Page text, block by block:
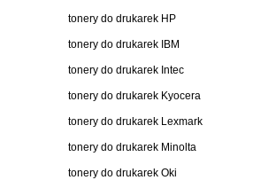
tonery do drukarek HP
tonery do drukarek IBM
tonery do drukarek Intec
tonery do drukarek Kyocera
tonery do drukarek Lexmark
tonery do drukarek Minolta
tonery do drukarek Oki